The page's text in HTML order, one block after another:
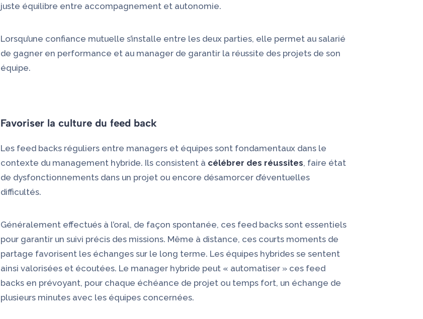
juste équilibre entre accompagnement et autonomie.
Lorsqu’une confiance mutuelle s’installe entre les deux parties, elle permet au salarié
de gagner en performance et au manager de garantir la réussite des projets de son
équipe.
Favoriser la culture du feed back
Les feed backs réguliers entre managers et équipes sont fondamentaux dans le
contexte du management hybride. Ils consistent à célébrer des réussites, faire état
de dysfonctionnements dans un projet ou encore désamorcer d’éventuelles
difficultés.
Généralement effectués à l’oral, de façon spontanée, ces feed backs sont essentiels
pour garantir un suivi précis des missions. Même à distance, ces courts moments de
partage favorisent les échanges sur le long terme. Les équipes hybrides se sentent
ainsi valorisées et écoutées. Le manager hybride peut « automatiser » ces feed
backs en prévoyant, pour chaque échéance de projet ou temps fort, un échange de
plusieurs minutes avec les équipes concernées.